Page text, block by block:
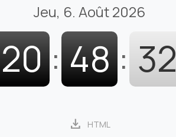
Jeu, 6. Août 2026
20 : 48 : 33
download HTML